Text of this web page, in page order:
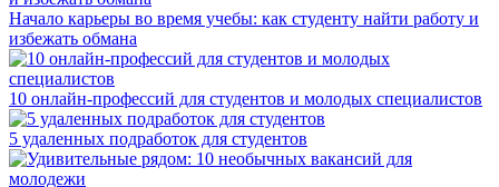
Начало карьеры во время учебы: как студенту найти работу и
избежать обмана
10 онлайн-профессий для студентов и молодых специалистов
5 удаленных подработок для студентов